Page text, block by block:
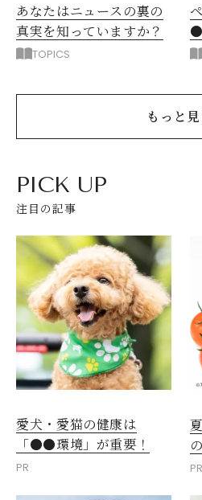
あなたはニュースの裏の
真実を知っていますか？
TOPICS
もっと
PICK UP
注目の記事
愛犬・愛猫の健康は
「●●環境」が重要！
PR PR